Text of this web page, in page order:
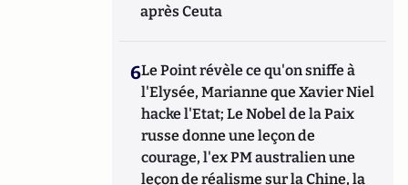
après Ceuta
6Le Point révèle ce qu'on sniffe à
l'Elysée, Marianne que Xavier Niel
hacke l'Etat; Le Nobel de la Paix
russe donne une leçon de
courage, l'ex PM australien une
leçon de réalisme sur la Chine, la